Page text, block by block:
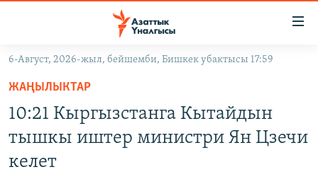
Навигацияга
өтүңүз
салыңызКЫРГЫЗСТАН
6-Август, 2026-жыл, бейшемби, Бишкек убактысы 17:59
ЖАҢЫЛЫКТАР
10:21 Кыргызстанга Кытайдын
тышкы иштер министри Ян Цзечи
келет